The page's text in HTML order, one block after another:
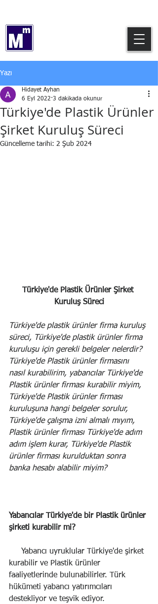
Yazı
Türkiye'de Plastik Ürünler
Şirket Kuruluş Süreci
Hidayet Ayhan
6 Eyl 2022 3 dakikada okunur
Güncelleme tarihi: 2 Şub 2024
Türkiye'de Plastik Ürünler Şirket
Kuruluş Süreci
Türkiye'de plastik ürünler firma kuruluş
süreci, Türkiye'de plastik ürünler firma
kuruluşu için gerekli belgeler nelerdir?
Türkiye'de Plastik ürünler firmasını
nasıl kurabilirim, yabancılar Türkiye'de
Plastik ürünler firması kurabilir miyim,
Türkiye'de Plastik ürünler firması
kuruluşuna hangi belgeler sorulur,
Türkiye'de çalışma izni almalı mıyım,
Plastik ürünler firması Türkiye'de adım
adım işlem kurar, Türkiye'de Plastik
ürünler firması kurulduktan sonra
banka hesabı alabilir miyim?
Yabancılar Türkiye'de bir Plastik ürünler
şirketi kurabilir mi?
kurabilir ve Plastik ürünler
faaliyetlerinde bulunabilirler. Türk
hükümeti yabancı yatırımcıları
destekliyor ve teşvik ediyor.